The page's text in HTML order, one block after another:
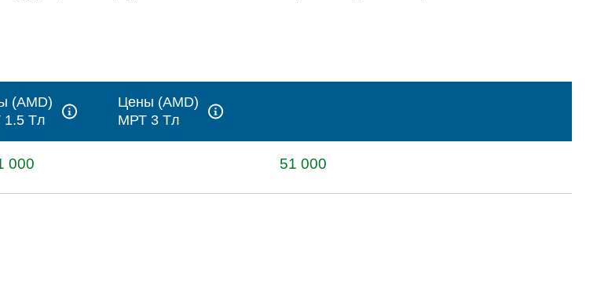
(AMD)
Tл
Цены (AMD)
МРТ 3 Tл
000 51 000